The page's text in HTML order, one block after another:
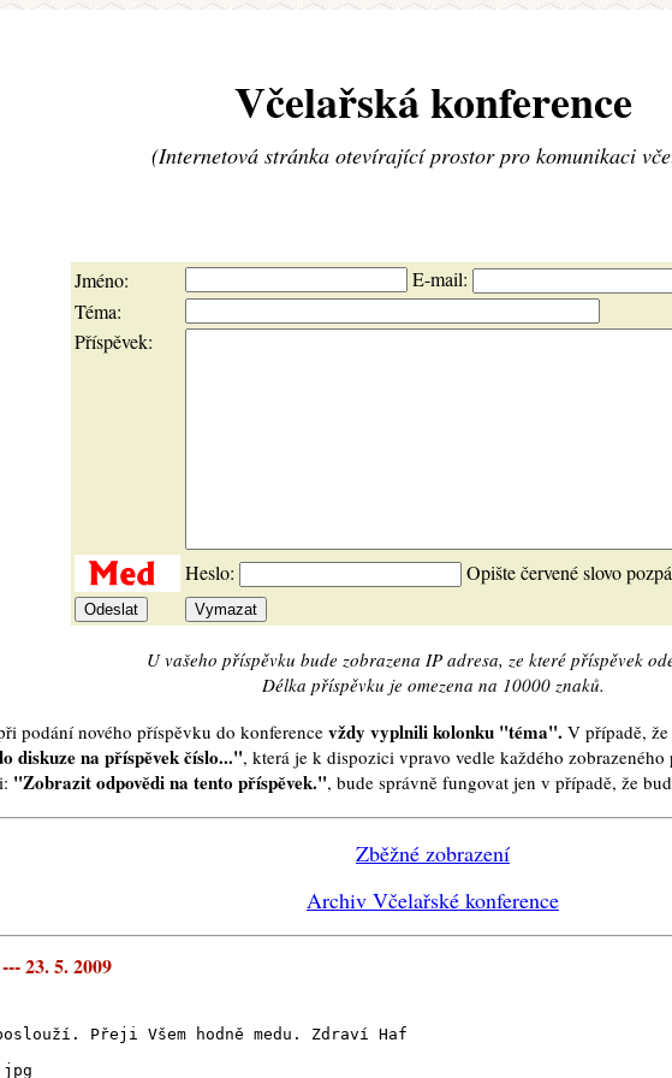
Včelařská konference
(Internetová stránka otevírající prostor pro komunikaci
Jméno:
E-mail:
Téma:
Příspěvek:
Heslo: Opište červené slovo
U vašeho příspěvku bude zobrazena IP adresa, ze které příspěvek
Délka příspěvku je omezena na 10000 znaků.
podání nového příspěvku do konference vždy vyplnili kolonku "téma". V případě,
diskuze na příspěvek číslo...", která je k dispozici vpravo vedle každého
"Zobrazit odpovědi na tento příspěvek.", bude správně fungovat jen v případě, že
Zběžné zobrazení
Archiv Včelařské konference
23. 5. 2009
Přeji Všem hodně medu. Zdraví Haf